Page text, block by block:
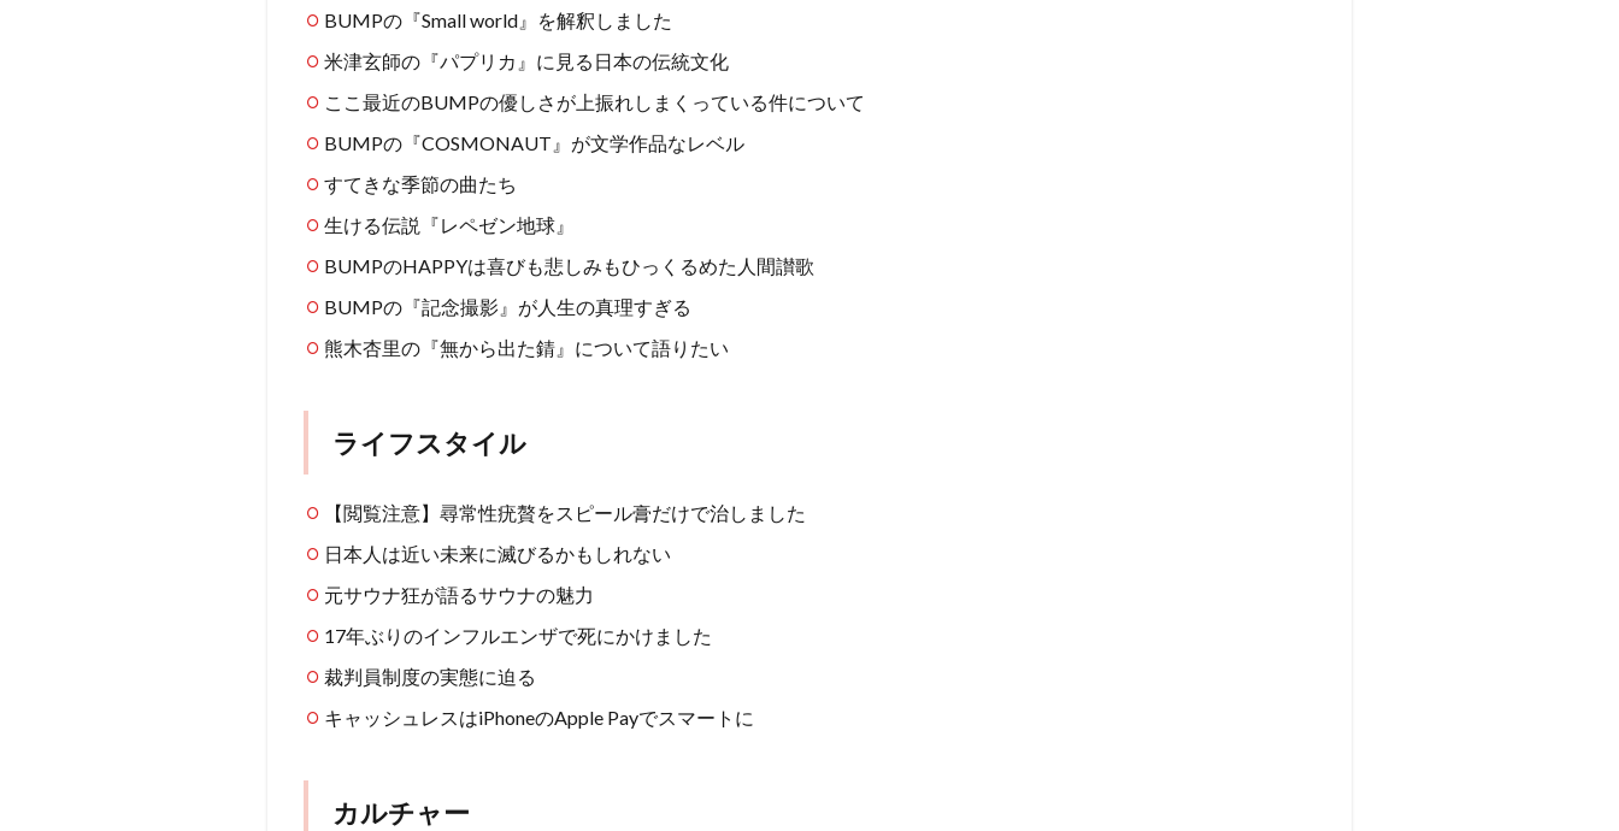
BUMPの『Small world』を解釈しました
米津玄師の『パプリカ』に見る日本の伝統文化
ここ最近のBUMPの優しさが上振れしまくっている件について
BUMPの『COSMONAUT』が文学作品なレベル
すてきな季節の曲たち
生ける伝説『レペゼン地球』
BUMPのHAPPYは喜びも悲しみもひっくるめた人間讃歌
BUMPの『記念撮影』が人生の真理すぎる
熊木杏里の『無から出た錆』について語りたい
ライフスタイル
【閲覧注意】尋常性疣贅をスピール膏だけで治しました
日本人は近い未来に滅びるかもしれない
元サウナ狂が語るサウナの魅力
17年ぶりのインフルエンザで死にかけました
裁判員制度の実態に迫る
キャッシュレスはiPhoneのApple Payでスマートに
カルチャー